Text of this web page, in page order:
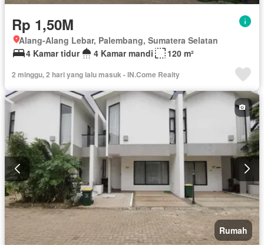
Rp 1,50M
Alang-Alang Lebar, Palembang, Sumatera Selatan
4 Kamar tidur
4 Kamar mandi 120 m²
2 minggu, 2 hari yang lalu masuk - IN.Come Realty
Rumah